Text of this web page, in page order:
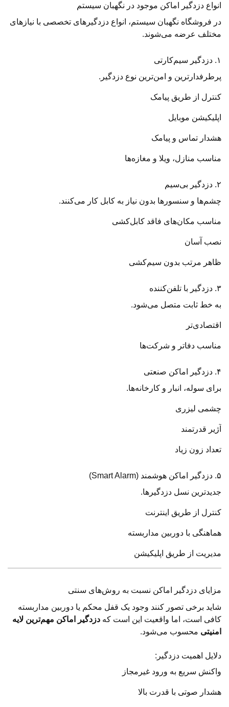
انواع دزدگیر اماکن موجود در نگهبان سیستم
در فروشگاه نگهبان سیستم، انواع دزدگیرهای تخصصی با نیازهای
مختلف عرضه می‌شوند.
۱. دزدگیر سیم‌کارتی
پرطرفدارترین و امن‌ترین نوع دزدگیر.
کنترل از طریق پیامک
اپلیکیشن موبایل
هشدار تماس و پیامک
مناسب منازل، ویلا و مغازه‌ها
۲. دزدگیر بی‌سیم
چشم‌ها و سنسورها بدون نیاز به کابل کار می‌کنند.
مناسب مکان‌های فاقد کابل‌کشی
نصب آسان
ظاهر مرتب بدون سیم‌کشی
۳. دزدگیر با تلفن‌کننده
به خط ثابت متصل می‌شود.
اقتصادی‌تر
مناسب دفاتر و شرکت‌ها
۴. دزدگیر اماکن صنعتی
برای سوله، انبار و کارخانه‌ها.
چشمی لیزری
آژیر قدرتمند
تعداد زون زیاد
۵. دزدگیر اماکن هوشمند (Smart Alarm)
جدیدترین نسل دزدگیرها.
کنترل از طریق اینترنت
هماهنگی با دوربین مداربسته
مدیریت از طریق اپلیکیشن
مزایای دزدگیر اماکن نسبت به روش‌های سنتی
شاید برخی تصور کنند وجود یک قفل محکم یا دوربین مداربسته
کافی است، اما واقعیت این است که دزدگیر اماکن مهم‌ترین لایه
امنیتی محسوب می‌شود.
دلایل اهمیت دزدگیر:
واکنش سریع به ورود غیرمجاز
هشدار صوتی با قدرت بالا